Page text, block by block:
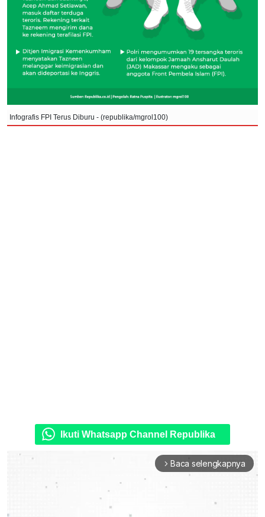
Infografis FPI Terus Diburu - (republika/mgrol100)
Ikuti Whatsapp Channel Republika
arrow_forward_ios Baca selengkapnya